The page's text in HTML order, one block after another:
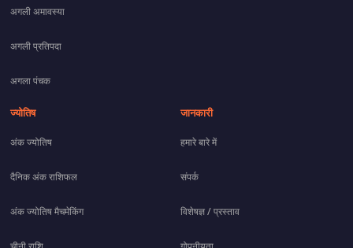
अगली अमावस्या
अगली प्रतिपदा
अगला पंचक
ज्योतिष
अंक ज्योतिष
दैनिक अंक राशिफल
अंक ज्योतिष मैचमेकिंग
जानकारी
हमारे बारे में
संपर्क
विशेषज्ञ / प्रस्ताव